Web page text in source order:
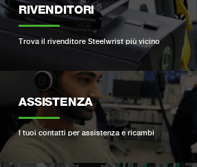
RIVENDITORI
Trova il rivenditore Steelwrist più vicino
ASSISTENZA
I tuoi contatti per assistenza e ricambi